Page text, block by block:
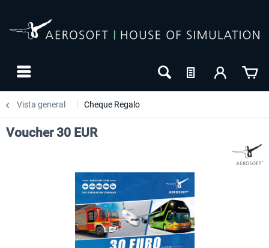
Vista general Cheque Regalo
Voucher 30 EUR